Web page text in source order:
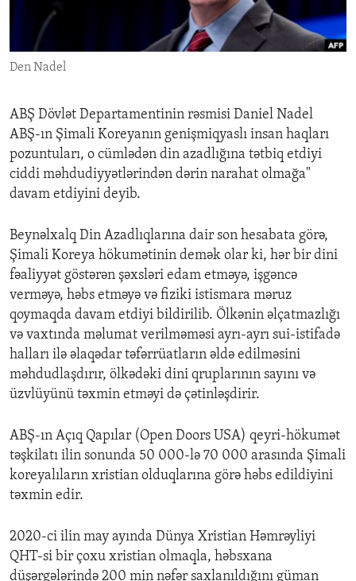
ENVIRONMENT AND HEALTH
IDEALS AND INSTITUTIONS
Den Nadel
ABŞ Dövlət Departamentinin rəsmisi Daniel Nadel
ABŞ-ın Şimali Koreyanın genişmiqyaslı insan haqları
pozuntuları, o cümlədən din azadlığına tətbiq etdiyi
ciddi məhdudiyyətlərindən dərin narahat olmağa"
davam etdiyini deyib.
Beynəlxalq Din Azadlıqlarına dair son hesabata görə,
Şimali Koreya hökumətinin demək olar ki, hər bir dini
fəaliyyət göstərən şəxsləri edam etməyə, işgəncə
verməyə, həbs etməyə və fiziki istismara məruz
qoymaqda davam etdiyi bildirilib. Ölkənin əlçatmazlığı
və vaxtında məlumat verilməməsi ayrı-ayrı sui-istifadə
halları ilə əlaqədar təfərrüatların əldə edilməsini
məhdudlaşdırır, ölkədəki dini qruplarının sayını və
üzvlüyünü təxmin etməyi də çətinləşdirir.
ABŞ-ın Açıq Qapılar (Open Doors USA) qeyri-hökumət
təşkilatı ilin sonunda 50 000-lə 70 000 arasında Şimali
koreyalıların xristian olduqlarına görə həbs edildiyini
təxmin edir.
2020-ci ilin may ayında Dünya Xristian Həmrəyliyi
QHT-si bir çoxu xristian olmaqla, həbsxana
düşərgələrində 200 min nəfər saxlanıldığını güman